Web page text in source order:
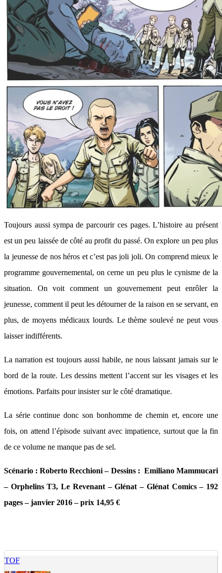
Toujours aussi sympa de parcourir ces pages. L’histoire au présent
est un peu laissée de côté au profit du passé. On explore un peu plus
la jeunesse de nos héros et c’est pas joli joli. On comprend mieux le
programme gouvernemental, on cerne un peu plus le cynisme de la
situation. On voit comment un gouvernement peut enrôler la
jeunesse, comment il peut les détourner de la raison en se servant, en
plus, de moyens médicaux lourds. Le thème soulevé ne peut vous
laisser indifférents.
La narration est toujours aussi habile, ne nous laissant jamais sur le
bord de la route. Les dessins mettent l’accent sur les visages et les
émotions. Parfaits pour insister sur le côté dramatique.
La série continue donc son bonhomme de chemin et, encore une
fois, on attend l’épisode suivant avec impatience, surtout que la fin
de ce volume ne manque pas de sel.
Scénario : Roberto Recchioni – Dessins : Emiliano Mammucari
– Orphelins T3, Le Revenant – Glénat – Glénat Comics – 192
pages – janvier 2016 – prix 14,95 €
TOF